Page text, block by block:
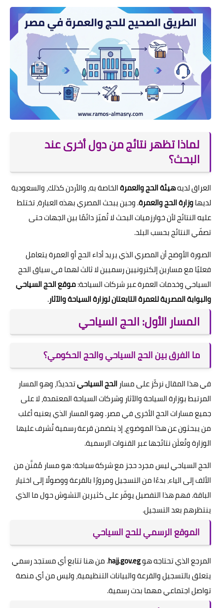
لماذا تظهر نتائج من دول أخرى عند
البحث؟
العراق لديههيئة الحج والعمرةالخاصة به، والأردن كذلك، والسعودية
لديهاوزارة الحج والعمرة. وحين يبحث المصري بهذه العبارة، تختلط
عليه النتائج لأن خوارزميات البحث لا تُميّز دائمًا بين الجهات حتى
تصفّي النتائج بحسب البلد.
الصورة الأوضح أن المصري الذي يريد أداء الحج أو العمرة يتعامل
فعليًا مع مسارين إلكترونيين رسميين لا ثالث لهما في سياق الحج
السياحي وخدمات العمرة عبر شركات السياحة:موقع الحج السياحي
والبوابة المصرية للعمرة التابعتان لوزارة السياحة والآثار.
المسار الأول: الحج السياحي
ما الفرق بين الحج السياحي والحج الحكومي؟
في هذا المقال نركّز على مسار الحج السياحيتحديدًا، وهو المسار
المرتبط بوزارة السياحة والآثار وشركات السياحة المعتمدة، لا على
جميع مسارات الحج الأخرى في مصر. وهو المسار الذي يعنيه أغلب
من يبحثون عن هذا الموضوع، إذ يتضمن قرعة رسمية تُشرف عليها
الوزارة وتُعلَن نتائجها عبر القنوات الرسمية.
الحج السياحي ليس مجرد حجز مع شركة سياحة؛ هو مسار مُقنَّن من
الألف إلى الياء، بدءًا من التسجيل ومرورًا بالقرعة ووصولًا إلى اختيار
الباقة. فهم هذا التفصيل يوفّر على كثيرين التشوش حول ما الذي
ينتظرهم بعد التسجيل.
الموقع الرسمي للحج السياحي
المرجع الذي تحتاجه هوhajj.gov.eg. من هنا تتابع أي مستجد رسمي
يتعلق بالتسجيل والقرعة والبيانات التنظيمية، وليس من أي منصة
تواصل اجتماعي مهما بدت رسمية.